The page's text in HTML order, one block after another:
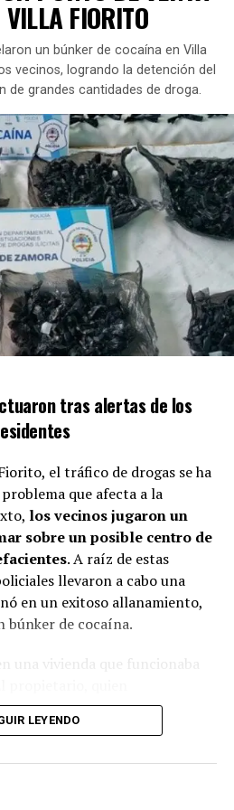
peatonal Laprida se
única,un paseo
PEATONAL REMODELACIÓN
EN BANFIELD Y LOMAS PARA
MÁS ALLÁ DE LAS
FIORITO
un búnker de cocaína en Villa
vecinos, logrando la detención del
de grandes cantidades de droga.
tras alertas de los
el tráfico de drogas se ha
que afecta a la
los vecinos jugaron un
sobre un posible centro de
. A raíz de estas
llevaron a cabo una
en un exitoso allanamiento,
búnker de cocaína.
una vivienda que funcionaba
como dealer, fue detenido por
el procedimiento, se logró
LEYENDO